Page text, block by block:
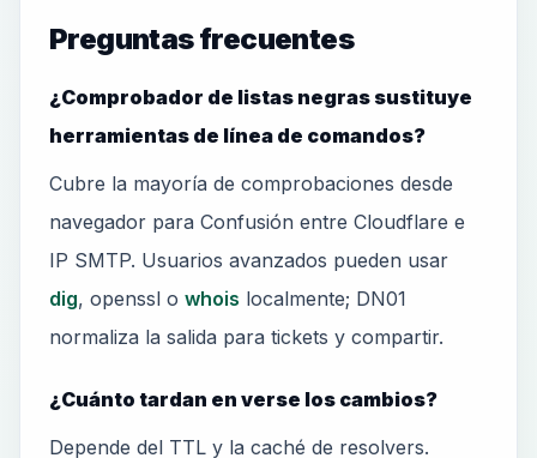
Preguntas frecuentes
¿Comprobador de listas negras sustituye
herramientas de línea de comandos?
Cubre la mayoría de comprobaciones desde
navegador para Confusión entre Cloudflare e
IP SMTP. Usuarios avanzados pueden usar
dig, openssl o whois localmente; DN01
normaliza la salida para tickets y compartir.
¿Cuánto tardan en verse los cambios?
Depende del TTL y la caché de resolvers.